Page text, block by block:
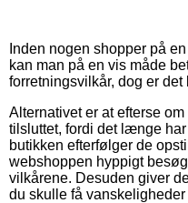
Inden nogen shopper på
kan man på en vis måde
forretningsvilkår, dog er
Alternativet er at efterse
tilsluttet, fordi det længe
butikken efterfølger de
webshoppen hyppigt
vilkårene. Desuden giver
du skulle få